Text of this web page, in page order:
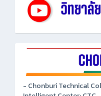
- Chonburi Technical